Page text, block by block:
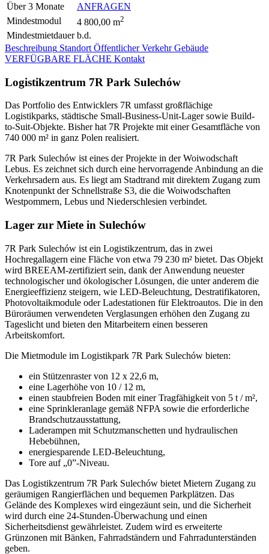
Über 3 Monate
ANFRAGEN
Mindestmodul
4 800,00 m2
Mindestmietdauer b.d.
Beschreibung Standort Öffentlicher Verkehr Gebäude
VERFÜGBARE FLÄCHE Kontakt
Logistikzentrum 7R Park Sulechów
Das Portfolio des Entwicklers 7R umfasst großflächige
Logistikparks, städtische Small-Business-Unit-Lager sowie Build-
to-Suit-Objekte. Bisher hat 7R Projekte mit einer Gesamtfläche von
740 000 m² in ganz Polen realisiert.
7R Park Sulechów ist eines der Projekte in der Woiwodschaft
Lebus. Es zeichnet sich durch eine hervorragende Anbindung an die
Verkehrsadern aus. Es liegt am Stadtrand mit direktem Zugang zum
Knotenpunkt der Schnellstraße S3, die die Woiwodschaften
Westpommern, Lebus und Niederschlesien verbindet.
Lager zur Miete in Sulechów
7R Park Sulechów ist ein Logistikzentrum, das in zwei
Hochregallagern eine Fläche von etwa 79 230 m² bietet. Das Objekt
wird BREEAM-zertifiziert sein, dank der Anwendung neuester
technologischer und ökologischer Lösungen, die unter anderem die
Energieeffizienz steigern, wie LED-Beleuchtung, Destratifikatoren,
Photovoltaikmodule oder Ladestationen für Elektroautos. Die in den
Büroräumen verwendeten Verglasungen erhöhen den Zugang zu
Tageslicht und bieten den Mitarbeitern einen besseren
Arbeitskomfort.
Die Mietmodule im Logistikpark 7R Park Sulechów bieten:
ein Stützenraster von 12 x 22,6 m,
eine Lagerhöhe von 10 / 12 m,
einen staubfreien Boden mit einer Tragfähigkeit von 5 t / m²,
eine Sprinkleranlage gemäß NFPA sowie die erforderliche
Brandschutzausstattung,
Laderampen mit Schutzmanschetten und hydraulischen
Hebebühnen,
energiesparende LED-Beleuchtung,
Tore auf „0”-Niveau.
Das Logistikzentrum 7R Park Sulechów bietet Mietern Zugang zu
geräumigen Rangierflächen und bequemen Parkplätzen. Das
Gelände des Komplexes wird eingezäunt sein, und die Sicherheit
wird durch eine 24-Stunden-Überwachung und einen
Sicherheitsdienst gewährleistet. Zudem wird es erweiterte
Grünzonen mit Bänken, Fahrradständern und Fahrradunterständen
geben.